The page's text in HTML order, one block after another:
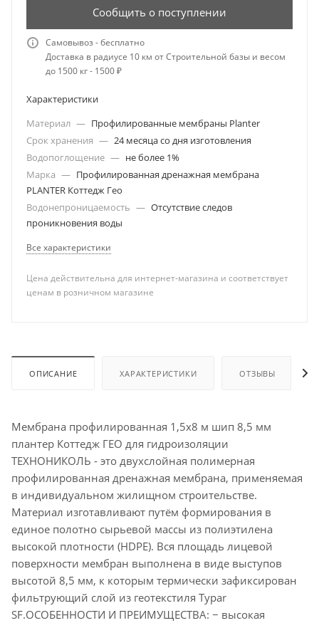
Сообщить о поступлении
Самовывоз - бесплатно
Доставка в радиусе 10 км от Строительной базы и весом
до 1500 кг - 1500 ₽
Характеристики
Материал — Профилированные мембраны Planter
Срок хранения — 24 месяца со дня изготовления
Водопоглощение — не более 1%
Марка — Профилированная дренажная мембрана
PLANTER Коттедж Гео
Водонепроницаемость — Отсутствие следов
проникновения воды
Все характеристики
Цена действительна для интернет-магазина и соответствует
ценам в розничном магазине
ОПИСАНИЕ ХАРАКТЕРИСТИКИ ОТЗЫВЫ
Мембрана профилированная 1,5х8 м шип 8,5 мм
плантер Коттедж ГЕО для гидроизоляции
ТЕХНОНИКОЛЬ - это двухслойная полимерная
профилированная дренажная мембрана, применяемая
в индивидуальном жилищном строительстве.
Материал изготавливают путём формирования в
единое полотно сырьевой массы из полиэтилена
высокой плотности (HDPE). Вся площадь лицевой
поверхности мембран выполнена в виде выступов
высотой 8,5 мм, к которым термически зафиксирован
фильтрующий слой из геотекстиля Typar
SF.ОСОБЕННОСТИ И ПРЕИМУЩЕСТВА: − высокая